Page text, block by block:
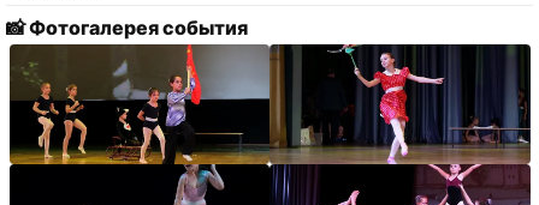
📸 Фотогалерея события